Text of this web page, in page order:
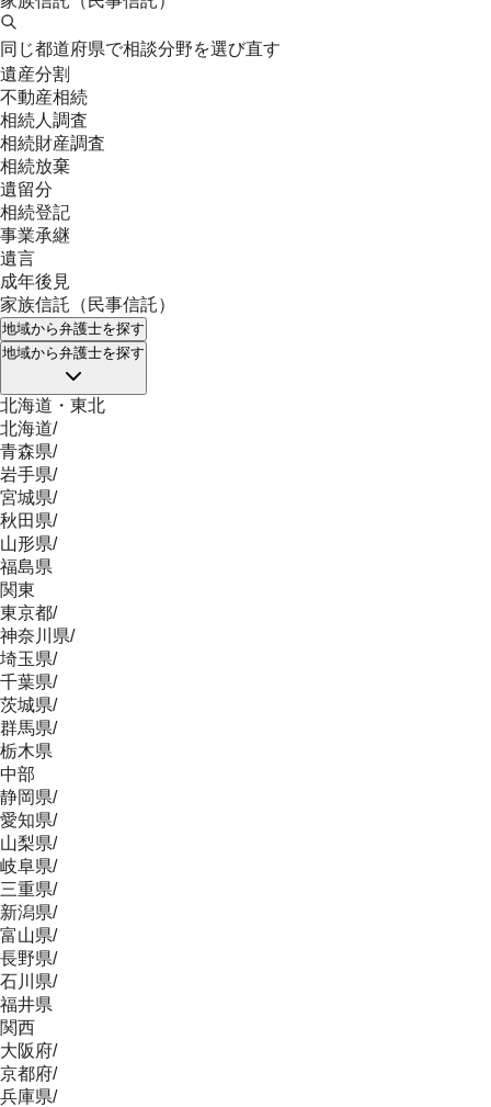
同じ都道府県で相談分野を選び直す
遺産分割
不動産相続
相続人調査
相続財産調査
相続放棄
遺留分
相続登記
事業承継
遺言
成年後見
家族信託（民事信託）
地域から弁護士を探す
地域から弁護士を探す
北海道・東北
北海道/
青森県/
岩手県/
宮城県/
秋田県/
山形県/
福島県
関東
東京都/
神奈川県/
埼玉県/
千葉県/
茨城県/
群馬県/
栃木県
中部
静岡県/
愛知県/
山梨県/
岐阜県/
三重県/
新潟県/
富山県/
長野県/
石川県/
福井県
関西
大阪府/
京都府/
兵庫県/